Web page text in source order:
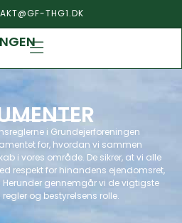
THG1.DK
i Grundejerforeningen
for, hvordan vi sammen
i vores område. De sikrer, at vi alle
respekt for hinandens ejendomsret,
gennemgår vi de vigtigste
og bestyrelsens rolle.